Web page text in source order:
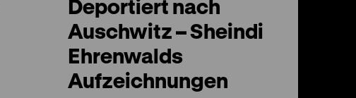
Deportiert nach
Auschwitz – Sheindi
Ehrenwalds
Aufzeichnungen